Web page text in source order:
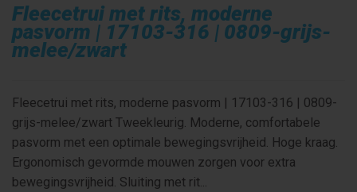
Fleecetrui met rits, moderne
pasvorm | 17103-316 | 0809-grijs-
melee/zwart
Fleecetrui met rits, moderne pasvorm | 17103-316 | 0809-
grijs-melee/zwart Tweekleurig. Moderne, comfortabele
pasvorm met een optimale bewegingsvrijheid. Hoge kraag.
Ergonomisch gevormde mouwen zorgen voor extra
bewegingsvrijheid. Sluiting met rit...